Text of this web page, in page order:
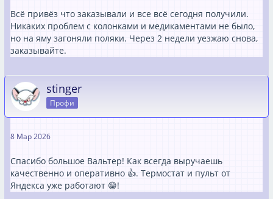
Всё привёз что заказывали и все всё сегодня получили.
Никаких проблем с колонками и медикаментами не было,
но на яму загоняли поляки. Через 2 недели уезжаю снова,
заказывайте.
stinger
Профи
8 Мар 2026
Спасибо большое Вальтер! Как всегда выручаешь
качественно и оперативно 👍. Термостат и пульт от
Яндекса уже работают 😁!